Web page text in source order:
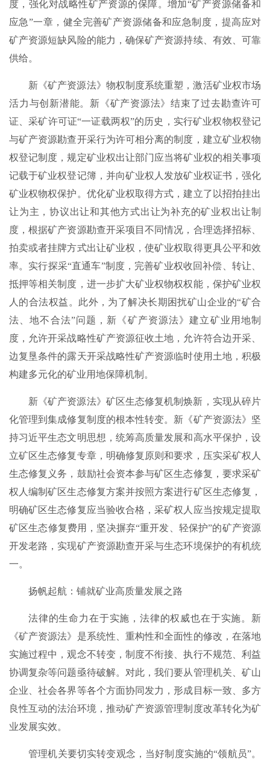
度，强化对战略性矿产资源的保障。增加“矿产资源储备和
应急”一章，健全完善矿产资源储备和应急制度，提高应对
矿产资源短缺风险的能力，确保矿产资源持续、有效、可靠
供给。
新《矿产资源法》物权制度系统重塑，激活矿业权市场
活力与创新潜能。新《矿产资源法》结束了过去勘查许可
证、采矿许可证“一证载两权”的历史，实行矿业权物权登记
与矿产资源勘查开采行为许可相分离的制度，建立矿业权物
权登记制度，规定矿业权出让部门应当将矿业权的相关事项
记载于矿业权登记簿，并向矿业权人发放矿业权证书，强化
矿业权物权保护。优化矿业权取得方式，建立了以招拍挂出
让为主，协议出让和其他方式出让为补充的矿业权出让制
度，根据矿产资源勘查开采项目不同情况，合理选择招标、
拍卖或者挂牌方式出让矿业权，使矿业权取得更具公平和效
率。实行探采“直通车”制度，完善矿业权收回补偿、转让、
抵押等相关制度，进一步扩大矿业权物权权能，保护矿业权
人的合法权益。此外，为了解决长期困扰矿山企业的“矿合
法、地不合法”问题，新《矿产资源法》建立矿业用地制
度，允许开采战略性矿产资源征收土地，允许符合边开采、
边复垦条件的露天开采战略性矿产资源临时使用土地，积极
构建多元化的矿业用地保障机制。
新《矿产资源法》矿区生态修复机制焕新，实现从碎片
化管理到集成修复制度的根本性转变。新《矿产资源法》坚
持习近平生态文明思想，统筹高质量发展和高水平保护，设
立矿区生态修复专章，明确修复原则和要求，压实采矿权人
生态修复义务，鼓励社会资本参与矿区生态修复，要求采矿
权人编制矿区生态修复方案并按照方案进行矿区生态修复，
明确矿区生态修复应当验收合格，采矿权人应当按规定提取
矿区生态修复费用，坚决摒弃“重开发、轻保护”的矿产资源
开发老路，实现矿产资源勘查开采与生态环境保护的有机统
一。
扬帆起航：铺就矿业高质量发展之路
法律的生命力在于实施，法律的权威也在于实施。新
《矿产资源法》是系统性、重构性和全面性的修改，在落地
实施过程中，观念不转变，制度不衔接、执行不规范、利益
协调复杂等问题亟待破解。对此，我们要从管理机关、矿山
企业、社会各界等各个方面协同发力，形成目标一致、多方
良性互动的法治环境，推动矿产资源管理制度改革转化为矿
业发展实效。
管理机关要切实转变观念，当好制度实施的“领航员”。